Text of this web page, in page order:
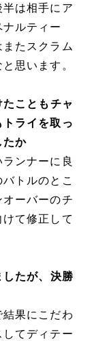
は相手にア
ルティー
たスクラム
思います。
こともチャ
ライを取っ
たか
ンナーに良
トルのとこ
ーバーのチ
て修正して
したが、決勝
果にこだわ
てディテー